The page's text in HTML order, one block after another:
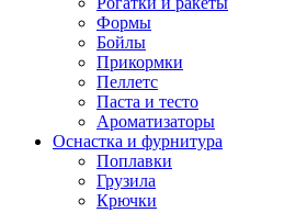
Формы
Бойлы
Прикормки
Пеллетс
Паста и тесто
Ароматизаторы
Оснастка и фурнитура
Поплавки
Грузила
Крючки